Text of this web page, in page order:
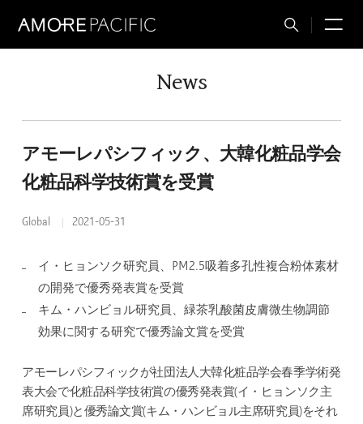
Total
Search
News
アモーレパシフィック、大韓化粧品学会
化粧品科学技術賞を受賞
Global 2021-05-31
イ・ヒョンソク研究員、PM2.5吸着多孔性複合粉体素材
の開発で優秀発表賞を受賞
キム・ハンビョル研究員、緑茶乳酸菌皮膚微生物調節
効果に関する研究で優秀論文賞を受賞
アモーレパシフィックが社団法人大韓化粧品学会春季学術発
表大会で化粧品科学技術賞の優秀発表賞(イ・ヒョンソク主
席研究員)と優秀論文賞(キム・ハンビョル主席研究員)をそれ